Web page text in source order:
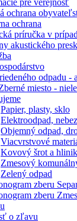
pre verejnosť
ochrana
ochrana
príručka v
akustického
odpadu -
miesto -
Papier, plasty, sklo
Elektroodpad,
Objemný odpad,
Viacvrstvové
Kovový šrot a
Zmesový
Zelený odpad
zberu
zberu
o zľavu